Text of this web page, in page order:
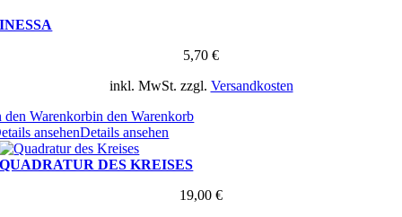
INESSA
5,70 €
inkl. MwSt. zzgl. Versandkosten
den Warenkorbin den Warenkorb
ansehenDetails ansehen
QUADRATUR DES KREISES
19,00 €